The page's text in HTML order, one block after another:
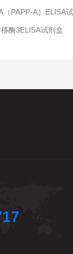
（PAPP-A）ELISA
酶3ELISA试剂盒